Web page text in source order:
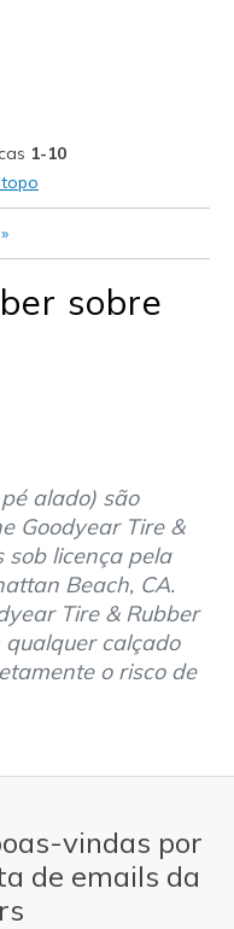
1-10
»
sobre
alado) são
Goodyear Tire &
sob licença pela
Beach, CA.
Tire & Rubber
qualquer calçado
o risco de
vindas por
de emails da